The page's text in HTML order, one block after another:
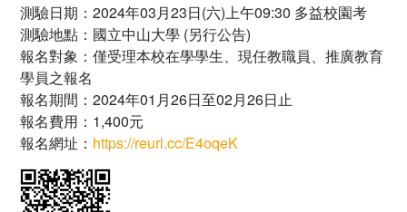
測驗日期：2024年03月23日(六)上午09:30 多益校園考
測驗地點：國立中山大學 (另行公告)
報名對象：僅受理本校在學學生、現任教職員、推廣教育
學員之報名
報名期間：2024年01月26日至02月26日止
報名費用：1,400元
報名網址： https://reurl.cc/E4oqeK